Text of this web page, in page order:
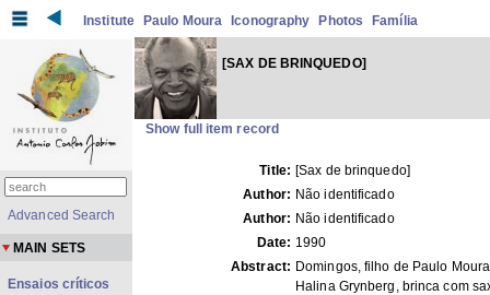
Institute Paulo Moura Iconography Photos Família
[SAX DE BRINQUEDO]
Show full item record
Title: [Sax de brinquedo]
Author: Não identificado
Author: Não identificado
Date: 1990
Abstract: Domingos, filho de Paulo
Halina Grynberg, brinca com
Advanced Search
MAIN SETS
Ensaios críticos